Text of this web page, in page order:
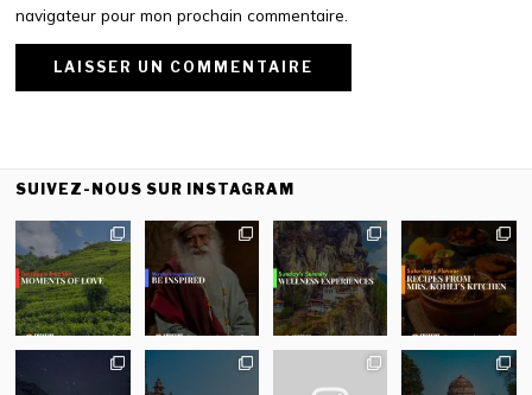
navigateur pour mon prochain commentaire.
SUIVEZ-NOUS SUR INSTAGRAM